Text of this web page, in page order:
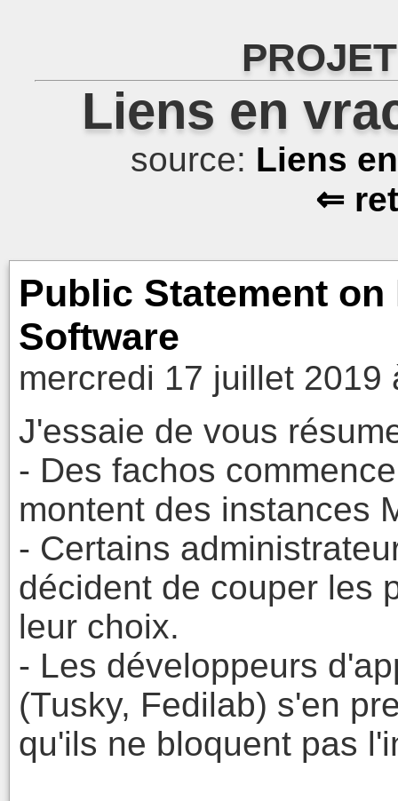
Liens en
source: Liens
⇐
Public Statement
Software
mercredi 17 juillet 2019
J'essaie de vous
- Des fachos
montent des instances
- Certains
décident de couper les
leur choix.
- Les développeurs
(Tusky, Fedilab) s'en
qu'ils ne bloquent pas